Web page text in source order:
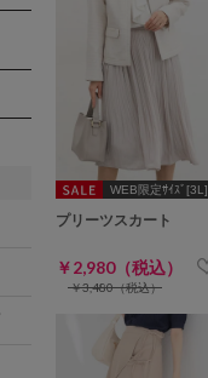
WEB限定ｻｲｽﾞ[3L]
プリーツスカート
￥2,980（税込）
￥3,480（税込）